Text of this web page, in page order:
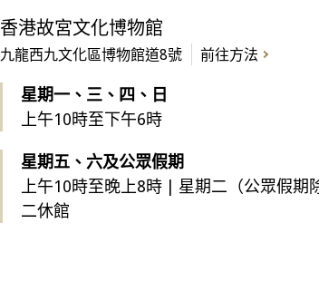
香港故宮文化博物館
九龍西九文化區博物館道8號 前往方法
星期一、三、四、日
上午10時至下午6時
星期五、六及公眾假期
上午10時至晚上8時 | 星期二（公眾假期
二休館